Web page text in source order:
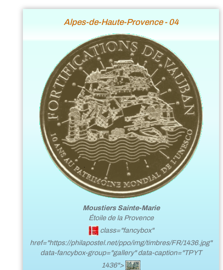
Alpes-de-Haute-Provence - 04
Moustiers Sainte-Marie
Étoile de la Provence
class="fancybox"
href="https://philapostel.net/ppo/img/timbres/FR/1436.jpg"
data-fancybox-group="gallery" data-caption="TP YT
1436">